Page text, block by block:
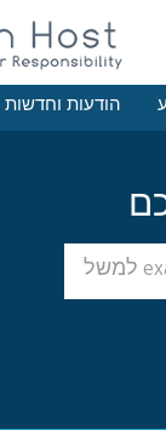
הודעות וחדשות